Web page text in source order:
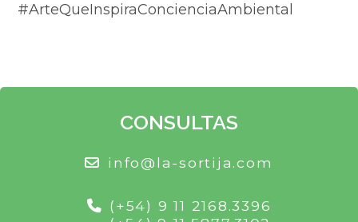
#ArteQueInspiraConcienciaAmbiental
CONSULTAS
info@la-sortija.com
(+54) 9 11 2168.3396